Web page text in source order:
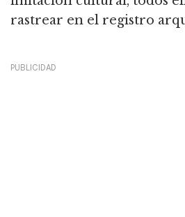
rastrear en el registro
PUBLICIDAD